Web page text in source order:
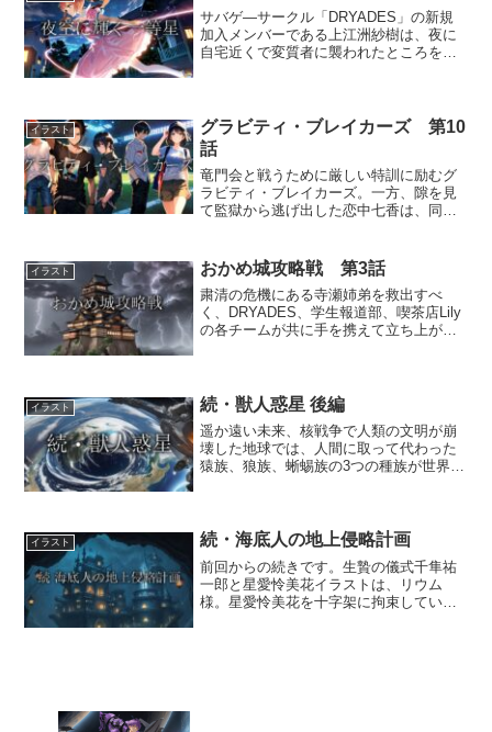
サバゲ―サークル「DRYADES」の新規
加入メンバーである上江洲紗樹は、夜に
自宅近くで変質者に襲われたところを星
禁事件が発生。アスカ...
イラスト
グラビティ・ブレイカーズ 第10
話
竜門会と戦うために厳しい特訓に励むグ
ラビティ・ブレイカーズ。一方、隙を見
て監獄から逃げ出した恋中七香は、同じ
した文章に、一部編集を加えておりま
す。聖佳を探せ！薄暗...
イラスト おかめ城攻略戦 第3話
粛清の危機にある寺瀬姉弟を救出すべ
く、DRYADES、学生報道部、喫茶店Lily
の各チームが共に手を携えて立ち上がっ
えられていく仲間た...
イラスト 続・獣人惑星 後編
遥か遠い未来、核戦争で人類の文明が崩
壊した地球では、人間に取って代わった
猿族、狼族、蜥蜴族の3つの種族が世界の
夏幹時生と広田真衣の二...
イラスト 続・海底人の地上侵略計画
前回からの続きです。生贄の儀式千隼祐
一郎と星愛怜美花イラストは、リウム
様。星愛怜美花を十字架に拘束している